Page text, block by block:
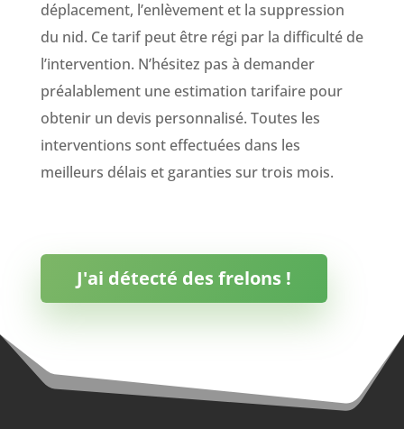
déplacement, l’enlèvement et la suppression
du nid. Ce tarif peut être régi par la difficulté de
l’intervention. N’hésitez pas à demander
préalablement une estimation tarifaire pour
obtenir un devis personnalisé. Toutes les
interventions sont effectuées dans les
meilleurs délais et garanties sur trois mois.
J'ai détecté des frelons !